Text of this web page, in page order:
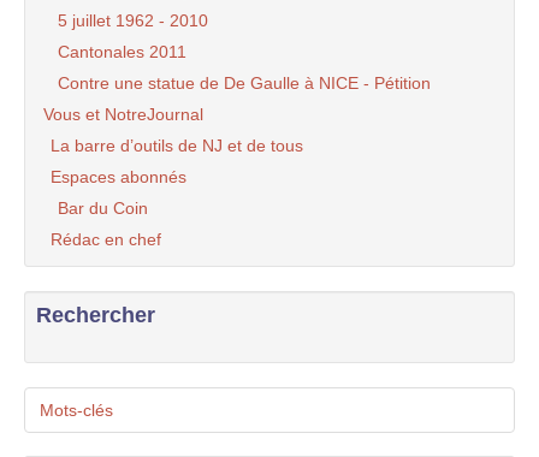
5 juillet 1962 - 2010
Cantonales 2011
Contre une statue de De Gaulle à NICE - Pétition
Vous et NotreJournal
La barre d’outils de NJ et de tous
Espaces abonnés
Bar du Coin
Rédac en chef
Rechercher
Mots-clés